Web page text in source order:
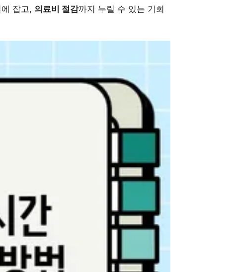
잡고, 의료비 절감까지 누릴 수 있는 기회